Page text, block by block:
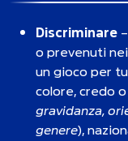
Discriminare
o prevenuti
un gioco per
colore, credo
gravidanza,
genere),